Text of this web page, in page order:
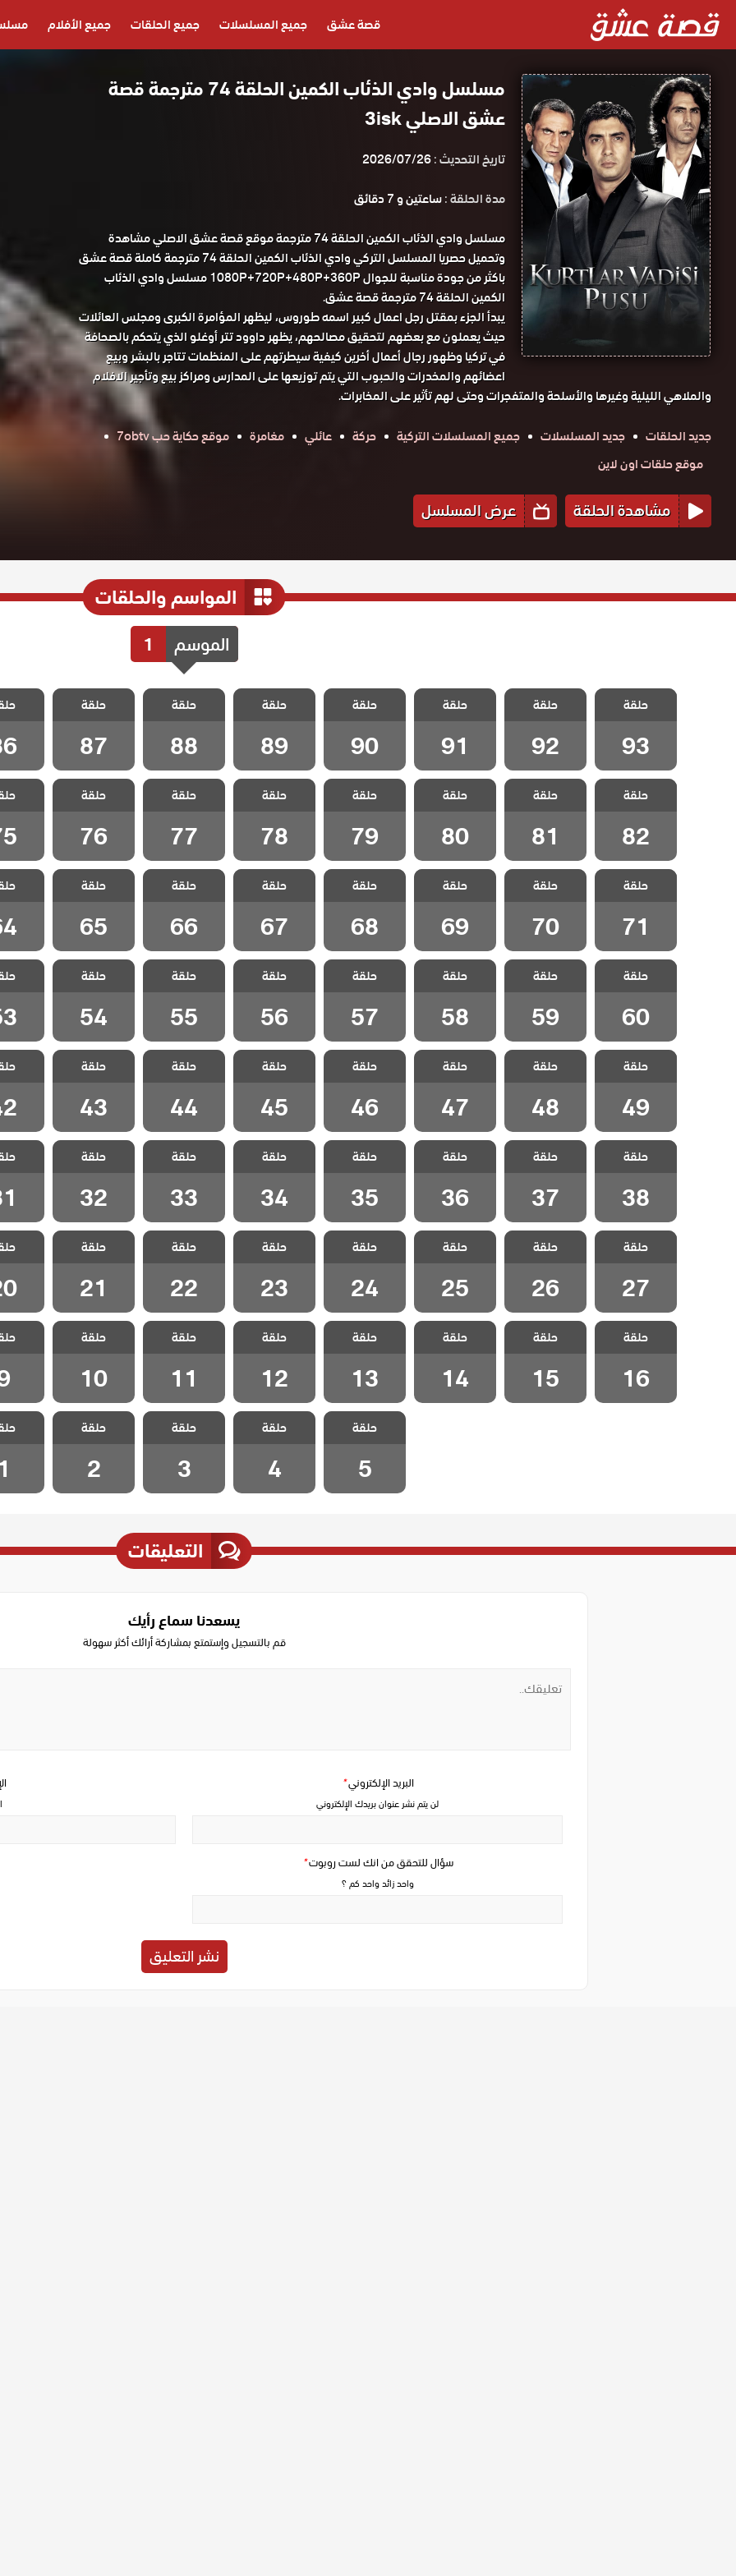
قصة عشق جميع المسلسلات جميع الحلقات جميع الأفلام
مسلسل وادي الذئاب الكمين الحلقة 74 مترجمة قصة
عشق الاصلي 3isk
تاريخ التحديث :2026/07/26
مدة الحلقة :ساعتين و 7 دقائق
مسلسل وادي الذئاب الكمين الحلقة 74 مترجمة موقع قصة عشق الاصلي مشاهدة
وتحميل حصريا المسلسل التركي وادي الذئاب الكمين الحلقة 74 مترجمة كاملة قصة عشق
باكثر من جودة مناسبة للجوال 1080P+720P+480P+360P مسلسل وادي الذئاب
الكمين الحلقة 74 مترجمة قصة عشق.
يبدأ الجزء بمقتل رجل اعمال كبير اسمه طوروس، ليظهر المؤامرة الكبرى ومجلس العائلات
حيث يعملون مع بعضهم لتحقيق مصالحهم، يظهر داوود تتر أوغلو الذي يتحكم بالصحافة
في تركيا وظهور رجال أعمال أخرين كيفية سيطرتهم على المنظمات تتاجر بالبشر وبيع
اعضائهم والمخدرات والحبوب التي يتم توزيعها على المدارس ومراكز بيع وتأجير الافلام
والملاهي الليلية وغيرها والأسلحة والمتفجرات وحتى لهم تأثير على المخابرات.
جديد الحلقات
جديد المسلسلات جميع المسلسلات التركية حركة عائلي مغامرة
موقع حكاية حب 7obtv
موقع حلقات اون لاين
مشاهدة الحلقة عرض المسلسل
المواسم والحلقات
الموسم 1
الذئاب الكمين
الحلقة 93
والاخيرة
حلقة
93
مسلسل وادي
الذئاب الكمين
الحلقة 92
حلقة
92
مسلسل وادي
الذئاب الكمين
الحلقة 91
حلقة
91
مسلسل وادي
الذئاب الكمين
الحلقة 90
حلقة
90
مسلسل وادي
الذئاب الكمين
الحلقة 89
حلقة
89
مسلسل وادي
الذئاب الكمين
الحلقة 88
حلقة
88
مسلسل وادي
الذئاب الكمين
الحلقة 87
حلقة
87
مسلسل وادي
الذئاب الكمين
الحلقة 82
حلقة
82
مسلسل وادي
الذئاب الكمين
الحلقة 81
حلقة
81
مسلسل وادي
الذئاب الكمين
الحلقة 80
حلقة
80
مسلسل وادي
الذئاب الكمين
الحلقة 79
حلقة
79
مسلسل وادي
الذئاب الكمين
الحلقة 78
حلقة
78
مسلسل وادي
الذئاب الكمين
الحلقة 77
حلقة
77
مسلسل وادي
الذئاب الكمين
الحلقة 76
حلقة
76
مسلسل وادي
الذئاب الكمين
الحلقة 71
حلقة
71
مسلسل وادي
الذئاب الكمين
الحلقة 70
حلقة
70
مسلسل وادي
الذئاب الكمين
الحلقة 69
حلقة
69
مسلسل وادي
الذئاب الكمين
الحلقة 68
حلقة
68
مسلسل وادي
الذئاب الكمين
الحلقة 67
حلقة
67
مسلسل وادي
الذئاب الكمين
الحلقة 66
حلقة
66
مسلسل وادي
الذئاب الكمين
الحلقة 65
حلقة
65
مسلسل وادي
الذئاب الكمين
الحلقة 60
حلقة
60
مسلسل وادي
الذئاب الكمين
الحلقة 59
حلقة
59
مسلسل وادي
الذئاب الكمين
الحلقة 58
حلقة
58
مسلسل وادي
الذئاب الكمين
الحلقة 57
حلقة
57
مسلسل وادي
الذئاب الكمين
الحلقة 56
حلقة
56
مسلسل وادي
الذئاب الكمين
الحلقة 55
حلقة
55
مسلسل وادي
الذئاب الكمين
الحلقة 54
حلقة
54
مسلسل وادي
الذئاب الكمين
الحلقة 49
حلقة
49
مسلسل وادي
الذئاب الكمين
الحلقة 48
حلقة
48
مسلسل وادي
الذئاب الكمين
الحلقة 47
حلقة
47
مسلسل وادي
الذئاب الكمين
الحلقة 46
حلقة
46
مسلسل وادي
الذئاب الكمين
الحلقة 45
حلقة
45
مسلسل وادي
الذئاب الكمين
الحلقة 44
حلقة
44
مسلسل وادي
الذئاب الكمين
الحلقة 43
حلقة
43
مسلسل وادي
الذئاب الكمين
الحلقة 38
حلقة
38
مسلسل وادي
الذئاب الكمين
الحلقة 37
حلقة
37
مسلسل وادي
الذئاب الكمين
الحلقة 36
حلقة
36
مسلسل وادي
الذئاب الكمين
الحلقة 35
حلقة
35
مسلسل وادي
الذئاب الكمين
الحلقة 34
حلقة
34
مسلسل وادي
الذئاب الكمين
الحلقة 33
حلقة
33
مسلسل وادي
الذئاب الكمين
الحلقة 32
حلقة
32
مسلسل وادي
الذئاب الكمين
الحلقة 27
حلقة
27
مسلسل وادي
الذئاب الكمين
الحلقة 26
حلقة
26
مسلسل وادي
الذئاب الكمين
الحلقة 25
حلقة
25
مسلسل وادي
الذئاب الكمين
الحلقة 24
حلقة
24
مسلسل وادي
الذئاب الكمين
الحلقة 23
حلقة
23
مسلسل وادي
الذئاب الكمين
الحلقة 22
حلقة
22
مسلسل وادي
الذئاب الكمين
الحلقة 21
حلقة
21
مسلسل وادي
الذئاب الكمين
الحلقة 16
حلقة
16
مسلسل وادي
الذئاب الكمين
الحلقة 15
حلقة
15
مسلسل وادي
الذئاب الكمين
الحلقة 14
حلقة
14
مسلسل وادي
الذئاب الكمين
الحلقة 13
حلقة
13
مسلسل وادي
الذئاب الكمين
الحلقة 12
حلقة
12
مسلسل وادي
الذئاب الكمين
الحلقة 11
حلقة
11
مسلسل وادي
الذئاب الكمين
الحلقة 10
حلقة
10
مسلسل وادي
الذئاب الكمين
الحلقة 5
حلقة
5
مسلسل وادي
الذئاب الكمين
الحلقة 4
حلقة
4
مسلسل وادي
الذئاب الكمين
الحلقة 3
حلقة
3
مسلسل وادي
الذئاب الكمين
الحلقة 2
حلقة
2
1
التعليقات
يسعدنا سماع رأيك
قم بالتسجيل وإستمتع بمشاركة أرائك أكثر سهولة
سؤال للتحقق من انك لست روبوت*
واحد زائد واحد كم ؟
البريد الإلكتروني*
لن يتم نشر عنوان بريدك الإلكتروني